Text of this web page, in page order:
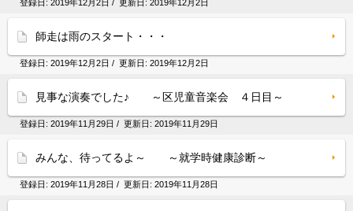
登録日: 2019年12月2日 / 更新日: 2019年12月2日
師走は雨のスタート・・・
登録日: 2019年12月2日 / 更新日: 2019年12月2日
見事な演奏でした♪ ～区児童音楽会 ４日目～
登録日: 2019年11月29日 / 更新日: 2019年11月29日
みんな、待ってるよ～ ～就学時健康診断～
登録日: 2019年11月28日 / 更新日: 2019年11月28日